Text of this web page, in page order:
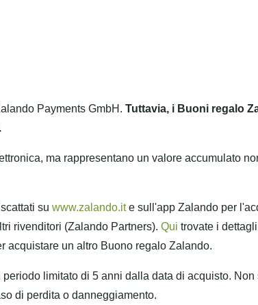
Payments GmbH.Tuttavia, i Buoni regalo
ma rappresentano un valore accumulato
suwww.zalando.ite sull'app Zalando per
rivenditori (Zalando Partners).Qui trovate i
acquistare un altro Buono regalo Zalando.
limitato di 5 anni dalla data di acquisto. Non
di perdita o danneggiamento.